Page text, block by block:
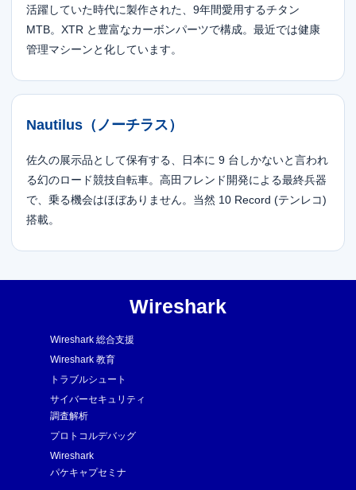
活躍していた時代に製作された、9年間愛用するチタン
MTB。XTR と豊富なカーボンパーツで構成。最近では健康
管理マシーンと化しています。
Nautilus（ノーチラス）
佐久の展示品として保有する、日本に 9 台しかないと言われ
る幻のロード競技自転車。高田フレンド開発による最終兵器
で、乗る機会はほぼありません。当然 10 Record (テンレコ)
搭載。
Wireshark
Wireshark 総合支援
Wireshark 教育
トラブルシュート
サイバーセキュリティ
調査解析
プロトコルデバッグ
Wireshark
パケキャプセミナ